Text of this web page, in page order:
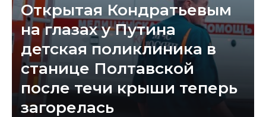
Открытая Кондратьевым
на глазах у Путина
детская поликлиника в
станице Полтавской
после течи крыши теперь
загорелась